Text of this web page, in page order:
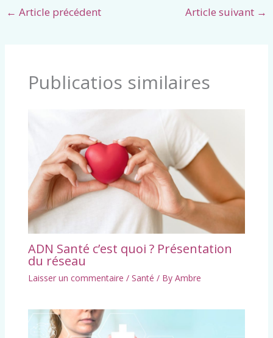
← Article précédent Article suivant →
Publicatios similaires
ADN Santé c’est quoi ? Présentation
du réseau
Laisser un commentaire / Santé / By Ambre